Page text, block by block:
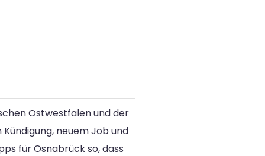
Ostwestfalen und der
neuem Job und
für Osnabrück so, dass